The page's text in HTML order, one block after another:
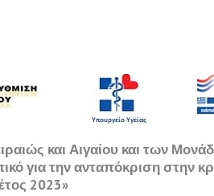
και Αιγαίου και των
για την ανταπόκριση στην
2023»